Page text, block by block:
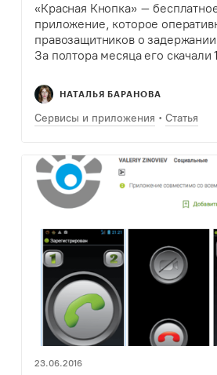
«Красная Кнопка» –
приложение, которое
правозащитников о
За полтора месяца его скачали
НАТАЛЬЯ БАРАНОВА
Сервисы и приложения Статья
23.06.2016